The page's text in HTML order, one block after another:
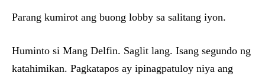
Parang kumirot ang buong lobby sa salitang iyon.
Huminto si Mang Delfin. Saglit lang. Isang segundo ng
katahimikan. Pagkatapos ay ipinagpatuloy niya ang